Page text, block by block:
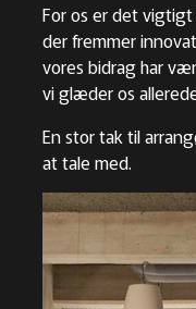
For os er det
der fremmer
vores bidrag har
vi glæder os
En stor tak til
at tale med.